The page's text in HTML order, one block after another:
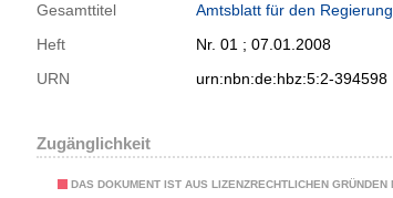
Gesamttitel
Amtsblatt für den
Heft
Nr. 01 ; 07.01.2008
URN
urn:nbn:de:hbz:5:2-394598
Zugänglichkeit
DAS DOKUMENT IST AUS LIZENZRECHTLICHEN